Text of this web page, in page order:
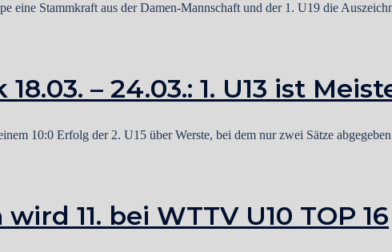
eine Stammkraft aus der Damen-Mannschaft und der 1. U19 die
– 24.03.: 1. U13 ist
10:0 Erfolg der 2. U15 über Werste, bei dem nur zwei Sätze
11. bei WTTV U10 TOP 16